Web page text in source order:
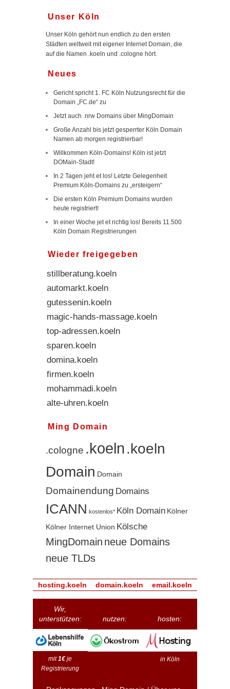
Unser Köln
Unser Köln gehört nun endlich zu den ersten
Städten weltweit mit eigener Internet Domain, die
auf die Namen .koeln und .cologne hört.
Neues
Gericht spricht 1. FC Köln Nutzungsrecht für die
Domain „FC.de“ zu
Jetzt auch .nrw Domains über MingDomain
Große Anzahl bis jetzt gesperrter Köln Domain
Namen ab morgen registrierbar!
Willkommen Köln-Domains! Köln ist jetzt
DOMain-Stadt!
In 2 Tagen jeht et los! Letzte Gelegenheit
Premium Köln-Domains zu „ersteigern“
Die ersten Köln Premium Domains wurden
heute registriert!
In einer Woche jet et richtig los! Bereits 11.500
Köln Domain Registrierungen
Wieder freigegeben
sushi.koeln
stillberatung.koeln
automarkt.koeln
gutessenin.koeln
magic-hands-massage.koeln
top-adressen.koeln
sparen.koeln
domina.koeln
firmen.koeln
mohammadi.koeln
Ming Domain
.cologne .koeln.koeln
Domain Domain
Domainendung Domains
ICANN kostenlos* Köln Domain Kölner
Kölner Internet Union Kölsche
MingDomain neue Domains
neue TLDs
hosting.koeln domain.koeln email.koeln
Wir,
unterstützen:
mit1€ je
Registrierung
nutzen: hosten:
in Köln